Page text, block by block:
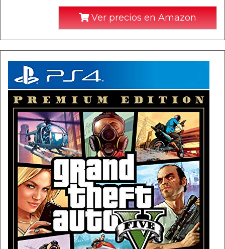
Ver precios en Amazon